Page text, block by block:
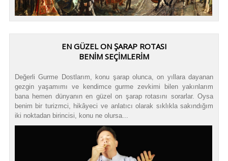
EN GÜZEL ON ŞARAP ROTASI
BENİM SEÇİMLERİM
Değerli Gurme Dostlarım, konu şarap olunca, on yıllara dayanan
gezgin yaşamımı ve kendimce gurme zevkimi bilen yakınlarım
bana hemen dünyanın en güzel on şarap rotasını sorarlar. Oysa
benim bir turizmci, hikâyeci ve anlatıcı olarak sıklıkla sakındığım
iki noktadan birincisi, konu ne olursa...